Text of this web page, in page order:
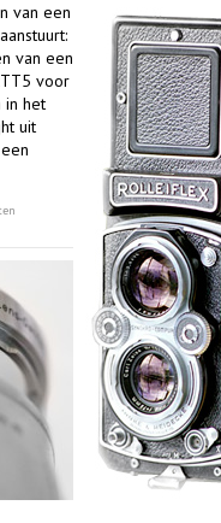
van een
van een
voor
in het
uit